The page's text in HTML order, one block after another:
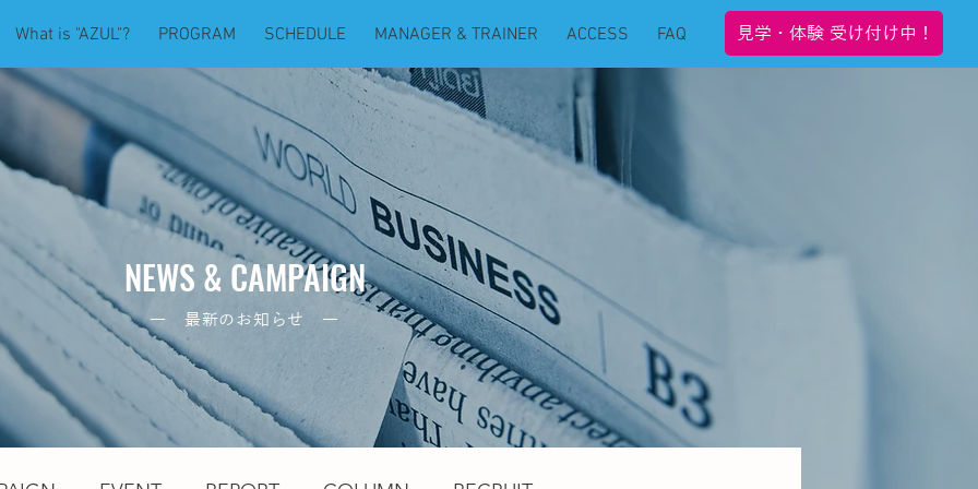
What is "AZUL"? PROGRAM SCHEDULE MANAGER & TRAINER ACCESS FAQ 見学・体験 受け付け中！
NEWS & CAMPAIGN
― 最新のお知らせ ―